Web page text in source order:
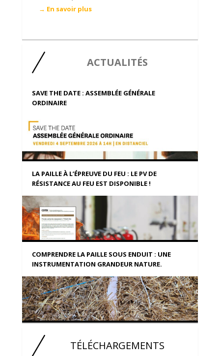
→ En savoir plus
ACTUALITÉS
SAVE THE DATE : ASSEMBLÉE GÉNÉRALE
ORDINAIRE
LA PAILLE À L’ÉPREUVE DU FEU : LE PV DE
RÉSISTANCE AU FEU EST DISPONIBLE !
COMPRENDRE LA PAILLE SOUS ENDUIT : UNE
INSTRUMENTATION GRANDEUR NATURE.
TÉLÉCHARGEMENTS